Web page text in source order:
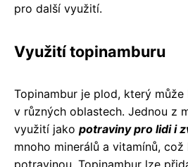
pro další využití.
Využití topinamburu
Topinambur je plod, který
v různých oblastech. Jednou z
využití jako potraviny pro lidi i
mnoho minerálů a vitamínů,
potravinou. Topinambur lze